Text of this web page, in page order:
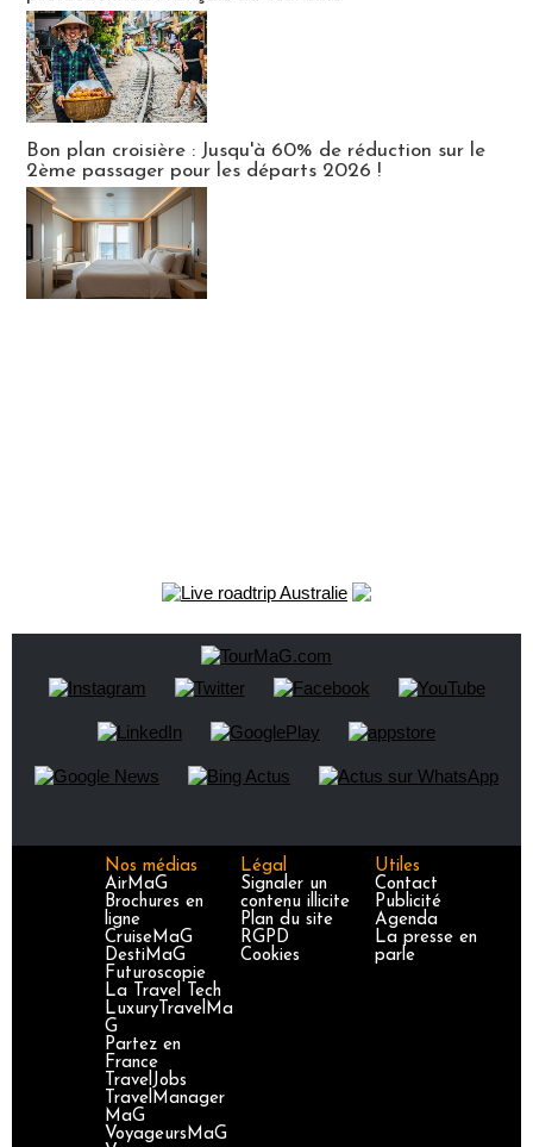
Bon plan croisière : Jusqu'à 60% de réduction sur le
2ème passager pour les départs 2026 !
Nos médias
AirMaG
Brochures en
ligne
CruiseMaG
DestiMaG
Futuroscopie
La Travel Tech
LuxuryTravelMa
G
Partez en
France
TravelJobs
TravelManager
MaG
VoyageursMaG
Légal
Signaler un
contenu illicite
Plan du site
RGPD
Cookies
Utiles
Contact
Publicité
Agenda
La presse en
parle